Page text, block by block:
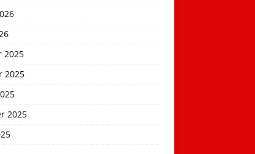
2025
2025
2025